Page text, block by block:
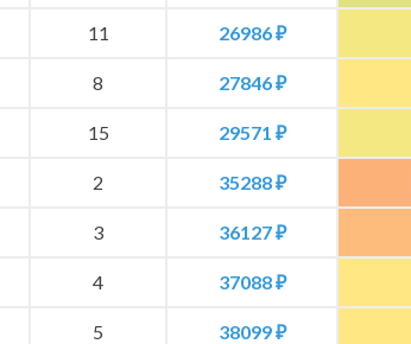
11 26986 ₽
8 27846 ₽
15 29571 ₽
2 35288 ₽
3 36127 ₽
4 37088 ₽
5 38099 ₽